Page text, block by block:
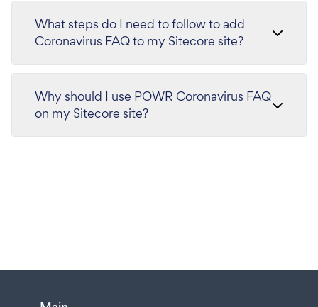
What steps do I need to follow to add
Coronavirus FAQ to my Sitecore site?
Why should I use POWR Coronavirus FAQ
on my Sitecore site?